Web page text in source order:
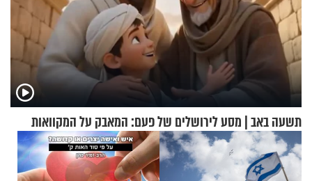
תשעה באב | מסע לירושלים של פעם: המאבק על המקוואות